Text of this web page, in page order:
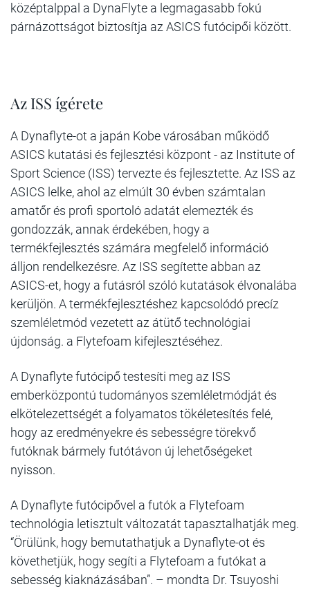
középtalppal a DynaFlyte a legmagasabb fokú
párnázottságot biztosítja az ASICS futócipői között.
Az ISS ígérete
A Dynaflyte-ot a japán Kobe városában működő
ASICS kutatási és fejlesztési központ - az Institute of
SportScience (ISS) tervezte és fejlesztette. Az ISS az
ASICS lelke, ahol az elmúlt 30 évben számtalan
amatőr és profi sportoló adatát elemezték és
gondozzák, annak érdekében, hogy a
termékfejlesztés számára megfelelő információ
álljon rendelkezésre. Az ISS segítette abban az
ASICS-et, hogy a futásról szóló kutatások élvonalába
kerüljön. A termékfejlesztéshez kapcsolódó precíz
szemléletmód vezetett az átütőtechnológiai
újdonság. a Flytefoam kifejlesztéséhez.
A Dynaflyte futócipő testesíti meg az ISS
emberközpontú tudományos szemléletmódját és
elkötelezettségét a folyamatos tökéletesítés felé,
hogy az eredményekre és sebességre törekvő
futóknak bármely futótávon új lehetőségeket
nyisson.
A Dynaflyte futócipővel a futók a Flytefoam
technológia letisztult változatát tapasztalhatják meg.
“Örülünk, hogy bemutathatjuk a Dynaflyte-ot és
követhetjük, hogy segíti a Flytefoam a futókat a
sebesség kiaknázásában”. – mondta Dr. Tsuyoshi